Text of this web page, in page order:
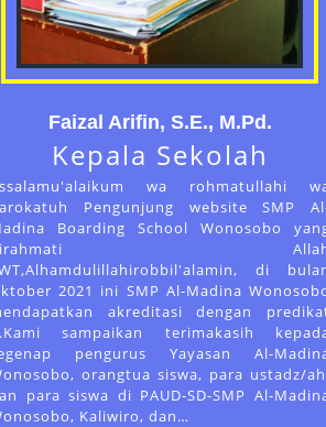
Faizal Arifin, S.E., M.Pd.
Kepala Sekolah
wa rohmatullahi
Pengunjung website SMP
Boarding School Wonosobo
di
2021 ini SMP Al-Madina
akreditasi dengan
sampaikan terimakasih
pengurus Yayasan Al-
orangtua siswa, para ustadz/
para siswa di PAUD-SD-SMP Al-
Kaliwiro, dan…